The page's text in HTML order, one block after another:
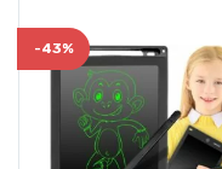
-43%